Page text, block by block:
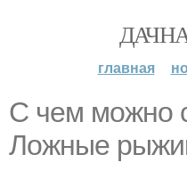
главная
С чем можно
Ложные